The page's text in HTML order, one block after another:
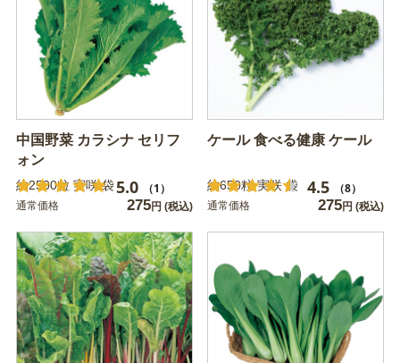
中国野菜 カラシナ セリフ
ォン
5.0 （1）
約2500粒 実咲 袋
通常価格 275円 (税込)
ケール 食べる健康 ケール
4.5 （8）
約650粒 実咲 袋
通常価格 275円 (税込)